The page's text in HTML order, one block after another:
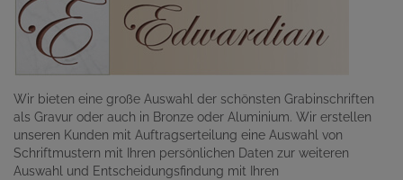
Wir bieten eine große Auswahl der schönsten Grabinschriften
als Gravur oder auch in Bronze oder Aluminium. Wir erstellen
unseren Kunden mit Auftragserteilung eine Auswahl von
Schriftmustern mit Ihren persönlichen Daten zur weiteren
Auswahl und Entscheidungsfindung mit Ihren